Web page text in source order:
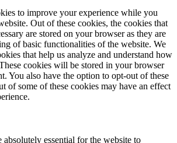
to improve your experience while you
Out of these cookies, the cookies that
are stored on your browser as they are
of basic functionalities of the website. We
that help us analyze and understand how
cookies will be stored in your browser
You also have the option to opt-out of these
of some of these cookies may have an effect
absolutely essential for the website to